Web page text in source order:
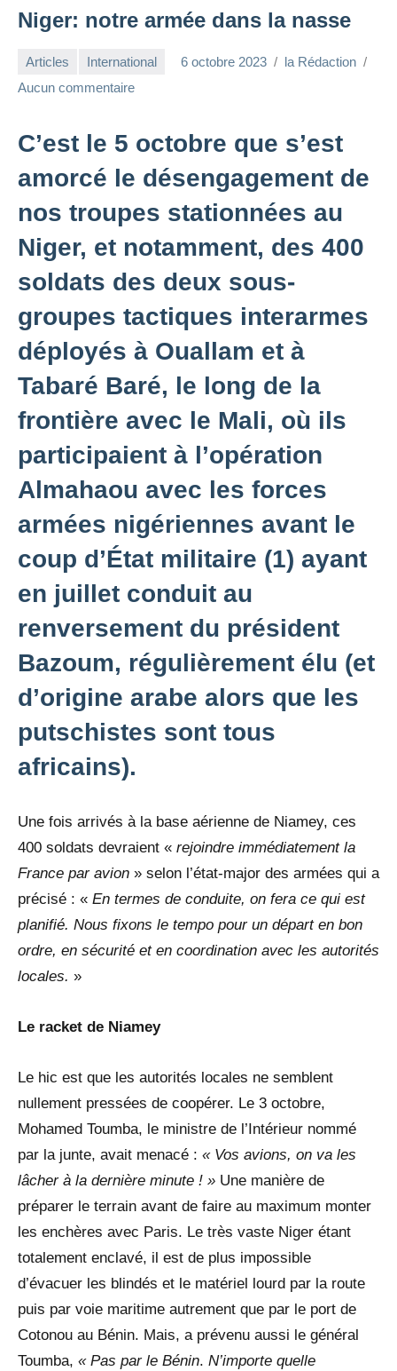
Niger: notre armée dans la nasse
Articles International 6 octobre 2023
la Rédaction
Aucun commentaire
C’est le 5 octobre que s’est
amorcé le désengagement de
nos troupes stationnées au
Niger, et notamment, des 400
soldats des deux sous-
groupes tactiques interarmes
déployés à Ouallam et à
Tabaré Baré, le long de la
frontière avec le Mali, où ils
participaient à l’opération
Almahaou avec les forces
armées nigériennes avant le
coup d’État militaire (1) ayant
en juillet conduit au
renversement du président
Bazoum, régulièrement élu (et
d’origine arabe alors que les
putschistes sont tous
africains).
Une fois arrivés à la base aérienne de Niamey, ces
400 soldats devraient « rejoindre immédiatement la
France par avion » selon l’état-major des armées qui a
précisé : « En termes de conduite, on fera ce qui est
planifié. Nous fixons le tempo pour un départ en bon
ordre, en sécurité et en coordination avec les autorités
locales. »
Le racket de Niamey
Le hic est que les autorités locales ne semblent
nullement pressées de coopérer. Le 3 octobre,
Mohamed Toumba, le ministre de l’Intérieur nommé
par la junte, avait menacé : « Vos avions, on va les
lâcher à la dernière minute ! » Une manière de
préparer le terrain avant de faire au maximum monter
les enchères avec Paris. Le très vaste Niger étant
totalement enclavé, il est de plus impossible
d’évacuer les blindés et le matériel lourd par la route
puis par voie maritime autrement que par le port de
Cotonou au Bénin. Mais, a prévenu aussi le général
Toumba, « Pas par le Bénin. N’importe quelle